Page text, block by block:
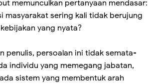
memunculkan pertanyaan mendasar:
masyarakat sering kali tidak berujung
yang nyata?
penulis, persoalan ini tidak semata-
individu yang memegang jabatan,
sistem yang membentuk arah